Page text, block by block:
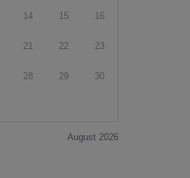
August 2026
14 15 16
21 22 23
28 29 30